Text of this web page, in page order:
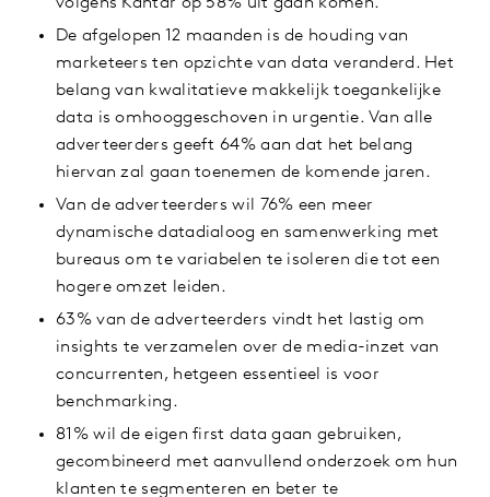
De afgelopen 12 maanden is de houding van
marketeers ten opzichte van data veranderd. Het
belang van kwalitatieve makkelijk toegankelijke
data is omhooggeschoven in urgentie. Van alle
adverteerders geeft 64% aan dat het belang
hiervan zal gaan toenemen de komende jaren.
Van de adverteerders wil 76% een meer
dynamische datadialoog en samenwerking met
bureaus om te variabelen te isoleren die tot een
hogere omzet leiden.
63% van de adverteerders vindt het lastig om
insights te verzamelen over de media-inzet van
concurrenten, hetgeen essentieel is voor
benchmarking.
81% wil de eigen first data gaan gebruiken,
gecombineerd met aanvullend onderzoek om hun
klanten te segmenteren en beter te